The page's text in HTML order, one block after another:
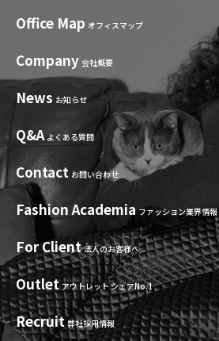
Office Map オフィスマップ
Company 会社概要
News お知らせ
Q&A よくある質問
Contact お問い合わせ
Fashion Academia ファッション業界情報
For Client 法人のお客様へ
Outlet アウトレット シェアNo.1
Recruit 弊社採用情報